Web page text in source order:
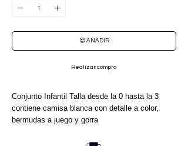
😍 AÑADIR
Realizar compra
Conjunto Infantil Talla desde la 0 hasta la 3
contiene camisa blanca con detalle a color,
bermudas a juego y gorra